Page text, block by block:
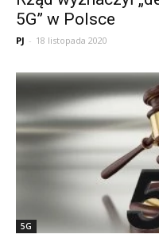
5G” w Polsce
PJ - 18 listopada 2020
5G